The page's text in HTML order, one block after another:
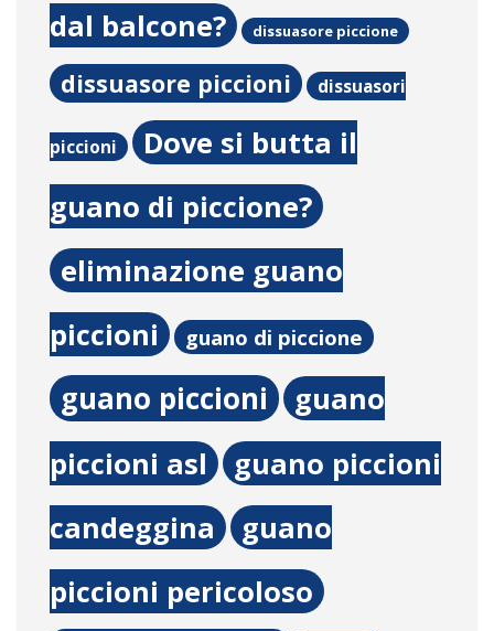
dal balcone? dissuasore piccione
dissuasore piccioni dissuasori
piccioni
Dove si butta il
guano di piccione?
eliminazione guano
piccioni
guano di piccione
guano piccioni
guano
piccioni asl
guano piccioni
candeggina
guano
piccioni pericoloso